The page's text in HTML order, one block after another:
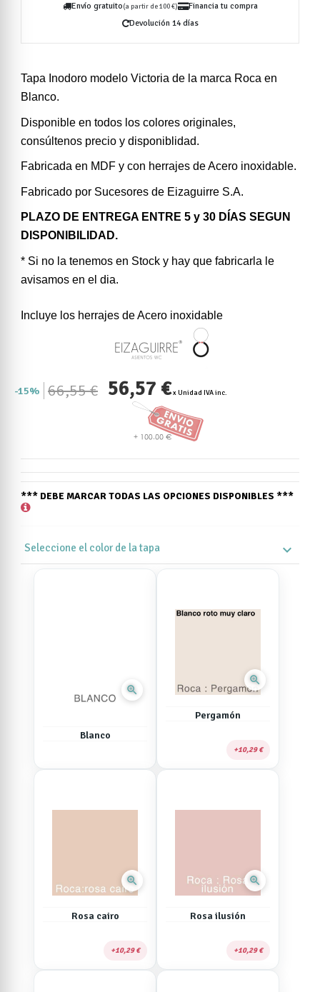
Envío gratuito(a partir de 100 €)
Financia tu compra
Devolución 14 días
Tapa Inodoro modelo Victoria de la marca Roca en
Blanco.
Disponible en todos los colores originales,
consúltenos precio y disponiblidad.
Fabricada en MDF y con herrajes de Acero inoxidable.
Fabricado por Sucesores de Eizaguirre S.A.
PLAZO DE ENTREGA ENTRE 5 y 30 DÍAS SEGUN
DISPONIBILIDAD.
* Si no la tenemos en Stock y hay que fabricarla le
avisamos en el dia.
Incluye los herrajes de Acero inoxidable
15% 66,55 € 56,57 €x Unidad IVA inc.
*** DEBE MARCAR TODAS LAS OPCIONES DISPONIBLES ***
Seleccione el color de la tapa expand_more
zoom_in
Blanco
zoom_in
Pergamón
10,29 €
zoom_in
Rosa cairo
10,29 €
zoom_in
Rosa ilusión
10,29 €